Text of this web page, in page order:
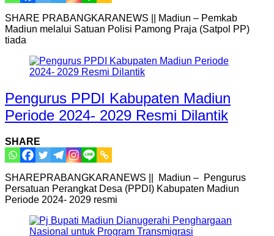
SHARE PRABANGKARANEWS || Madiun – Pemkab
Madiun melalui Satuan Polisi Pamong Praja (Satpol PP)
tiada
Pengurus PPDI Kabupaten Madiun
Periode 2024- 2029 Resmi Dilantik
SHARE
SHAREPRABANGKARANEWS || Madiun – Pengurus
Persatuan Perangkat Desa (PPDI) Kabupaten Madiun
Periode 2024- 2029 resmi